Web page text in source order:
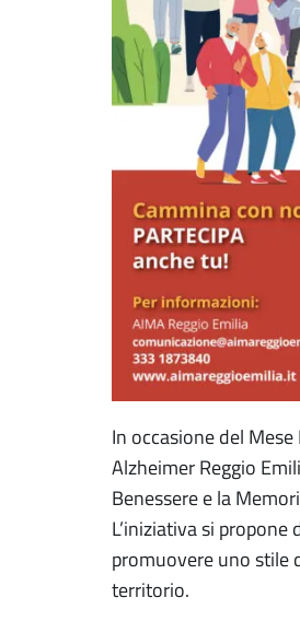
In occasione del
Alzheimer Reggio
Benessere e la
L’iniziativa si
promuovere uno stile
territorio.